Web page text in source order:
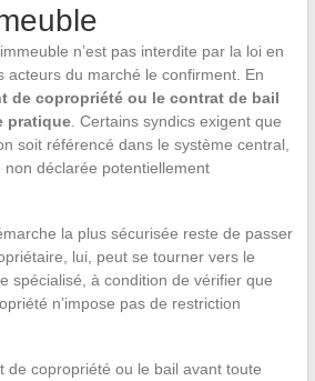
n’est pas interdite par la loi en
acteurs du marché le confirment. En
de copropriété ou le contrat de bail
pratique. Certains syndics exigent que
soit référencé dans le système central,
déclarée potentiellement
la plus sécurisée reste de passer
lui, peut se tourner vers le
spécialisé, à condition de vérifier que
n’impose pas de restriction
de copropriété ou le bail avant toute